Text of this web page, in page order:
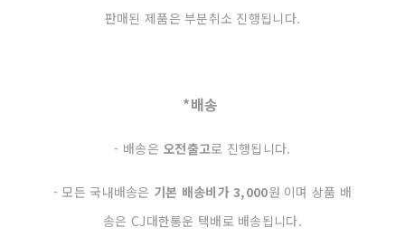
판매된 제품은 부분취소 진행됩니다.
*배송
- 배송은 오전출고로 진행됩니다.
- 모든 국내배송은 기본 배송비가 3,000원 이며 상품 배
송은 CJ대한통운 택배로 배송됩니다.